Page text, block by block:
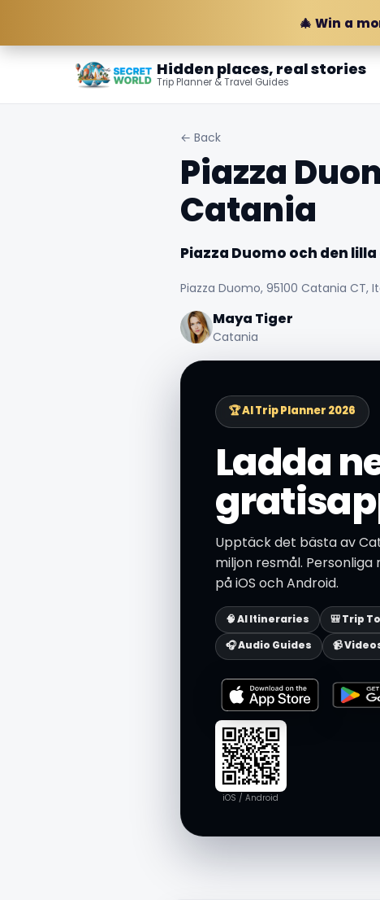
🎄 Win a
Hidden places, real stories
Trip Planner & Travel Guides
← Back
Piazza
Catania
Piazza Duomo och den
Piazza Duomo, 95100 Catania CT,
Maya Tiger
Catania
🏆 AI Trip Planner 2026
Ladda
Upptäck det bästa av
miljon resmål.
på iOS och Android.
🧠 AI Itineraries 🎒 Trip
🎧 Audio Guides
📹
iOS / Android